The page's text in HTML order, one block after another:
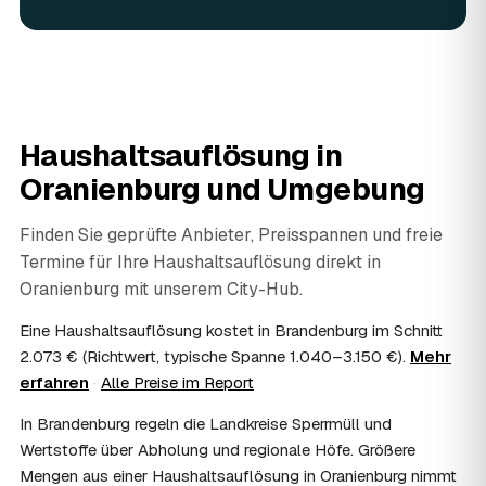
aussortiert und Ihnen übergeben, statt entsorgt zu
ohne Aufsehen, unauffällige Fahrzeuge sind möglich und
persönliche Gegenstände werden respektvoll behandelt.
Gerade nach einem Trauerfall in Oranienburg bleibt alles
07 Ist die Haushaltsauflösung im Nachlass
steuerlich absetzbar?
Häufig ja: Im Nachlass können die Kosten einer
Erbschaftsteuer mindern, bei vermieteten Objekten teils
als Werbungskosten. Sie erhalten eine ordentliche
Rechnung als Beleg. Verbindlich klärt das Ihr
08 Muss ich als Erbe in Oranienburg vor Ort
anwesend sein?
Nein, Sie müssen nicht durchgängig anwesend sein. Viele
Haushaltsauflösung in
Oranienburg und Umgebung
Finden Sie geprüfte Anbieter, Preisspannen und freie
Termine für Ihre Haushaltsauflösung direkt in
Oranienburg mit unserem City-Hub.
Eine Haushaltsauflösung kostet in Brandenburg im Schnitt
2.073 € (Richtwert, typische Spanne 1.040–3.150 €). Mehr
erfahren · Alle Preise im Report
In Brandenburg regeln die Landkreise Sperrmüll und
Wertstoffe über Abholung und regionale Höfe. Größere
Mengen aus einer Haushaltsauflösung in Oranienburg nimmt